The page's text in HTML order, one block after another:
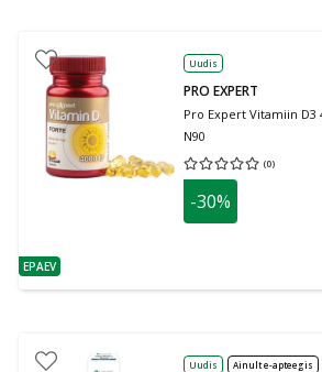
nõuanne
EPAEV
Uudis
PRO EXPERT
Pro Expert Vitamiin D3
N90
(0)
Keskmine hinnang 0.00
-30%
Uudis Ainult e-apteegis